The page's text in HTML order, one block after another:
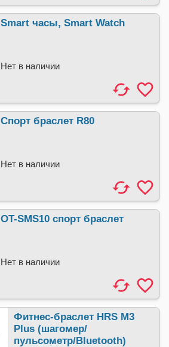
Smart часы, Smart Watch
Нет в наличии
Спорт браслет R80
Нет в наличии
OT-SMS10 спорт браслет
Нет в наличии
Фитнес-браслет HRS M3
Plus (шагомер/
пульсометр/Bluetooth)